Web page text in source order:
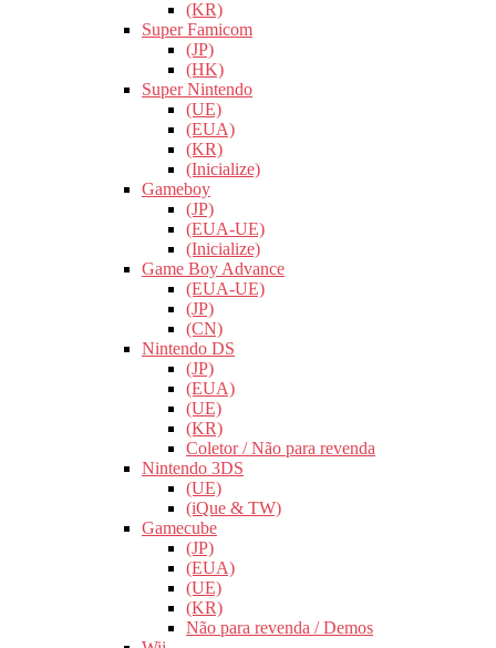
(KR)
Super Famicom
(JP)
(HK)
Super Nintendo
(UE)
(EUA)
(KR)
(Inicialize)
Gameboy
(JP)
(EUA-UE)
(Inicialize)
Game Boy Advance
(EUA-UE)
(JP)
(CN)
Nintendo DS
(JP)
(EUA)
(UE)
(KR)
Coletor / Não para revenda
Nintendo 3DS
(UE)
(iQue & TW)
Gamecube
(JP)
(EUA)
(UE)
(KR)
Não para revenda / Demos